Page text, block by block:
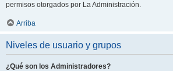
permisos otorgados por La Administración.
Arriba
Niveles de usuario y grupos
¿Qué son los Administradores?